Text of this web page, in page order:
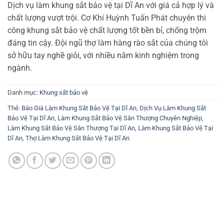
Dịch vụ làm khung sắt bảo vệ tại Dĩ An với giá cả hợp lý và
chất lượng vượt trội. Cơ Khí Huỳnh Tuấn Phát chuyên thi
công khung sắt bảo vệ chất lượng tốt bền bỉ, chống trộm
đáng tin cậy. Đội ngũ thợ làm hàng rào sắt của chúng tôi
sở hữu tay nghề giỏi, với nhiều năm kinh nghiệm trong
ngành.
Danh mục: Khung sắt bảo vệ
Thẻ: Báo Giá Làm Khung Sắt Bảo Vệ Tại Dĩ An, Dịch Vụ Làm Khung Sắt
Bảo Vệ Tại Dĩ An, Làm Khung Sắt Bảo Vệ Sân Thượng Chuyên Nghiệp,
Làm Khung Sắt Bảo Vệ Sân Thượng Tại Dĩ An, Làm Khung Sắt Bảo Vệ Tại
Dĩ An, Thợ Làm Khung Sắt Bảo Vệ Tại Dĩ An